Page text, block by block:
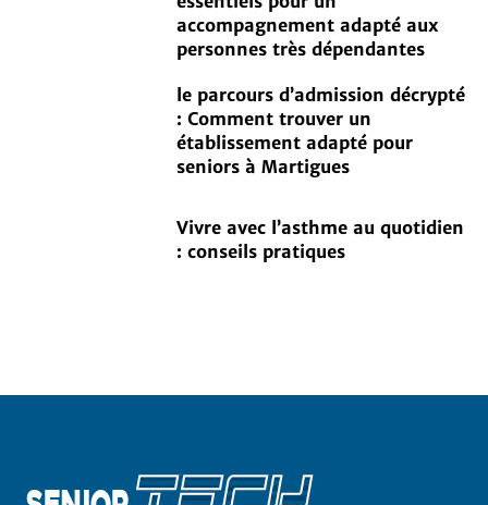
accompagnement adapté aux
personnes très dépendantes
le parcours d’admission décrypté
: Comment trouver un
établissement adapté pour
seniors à Martigues
Vivre avec l’asthme au quotidien
: conseils pratiques